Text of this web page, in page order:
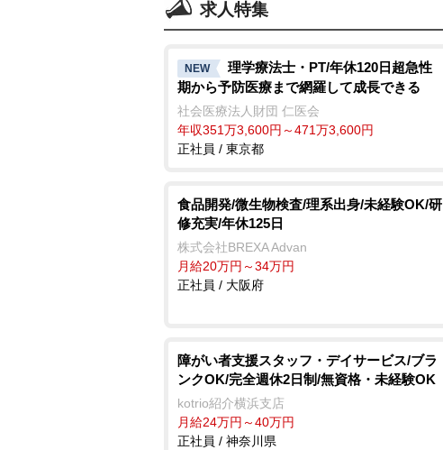
求人特集
NEW
理学療法士・PT/年休120日超急性
期から予防医療まで網羅して成長できる
社会医療法人財団 仁医会
年収351万3,600円～471万3,600円
正社員 / 東京都
食品開発/微生物検査/理系出身/未経験OK/研
修充実/年休125日
株式会社BREXA Advan
月給20万円～34万円
正社員 / 大阪府
障がい者支援スタッフ・デイサービス/ブラ
ンクOK/完全週休2日制/無資格・未経験OK
kotrio紹介横浜支店
月給24万円～40万円
正社員 / 神奈川県